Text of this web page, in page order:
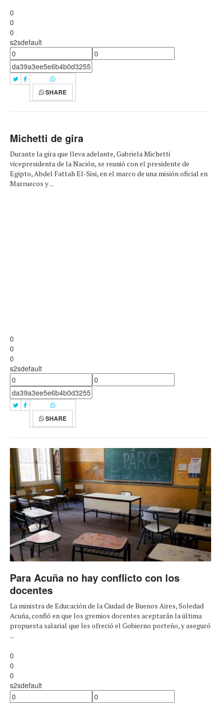
0
0
0
s2sdefault
SHARE
Michetti de gira
Durante la gira que lleva adelante, Gabriela Michetti
vicepresidenta de la Nación, se reunió con el presidente de
Egipto, Abdel Fattah El-Sisi, en el marco de una misión oficial en
Marruecos y ...
0
0
0
s2sdefault
SHARE
Para Acuña no hay conflicto con los
docentes
La ministra de Educación de la Ciudad de Buenos Aires, Soledad
Acuña, confió en que los gremios docentes aceptarán la última
propuesta salarial que les ofreció el Gobierno porteño, y aseguró
...
0
0
0
s2sdefault